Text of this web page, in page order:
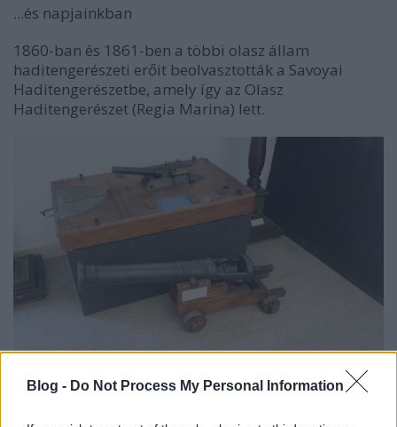
Blog - Do Not Process My Personal Information
...és napjainkban
1860-ban és 1861-ben a többi olasz állam
haditengerészeti erőit beolvasztották a Savoyai
Haditengerészetbe, amely így az Olasz
Haditengerészet (Regia Marina) lett.
A gyűjtemény több különböző méretű ágyút is